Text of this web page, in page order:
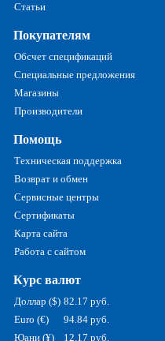
Статьи
Покупателям
Обсчет спецификаций
Специальные предложения
Магазины
Производители
Помощь
Техническая поддержка
Возврат и обмен
Сервисные центры
Сертификаты
Карта сайта
Работа с сайтом
Курс валют
Доллар ($) 82.17 руб.
Euro (€)
94.84 руб.
Юани (¥)
12.17 руб.